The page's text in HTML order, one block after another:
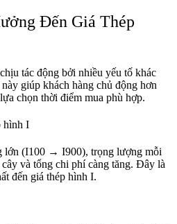
Đến Giá Thép
tác động bởi nhiều yếu tố khác
giúp khách hàng chủ động hơn
chọn thời điểm mua phù hợp.
hình I
lớn (I100 → I900), trọng lượng mỗi
và tổng chi phí càng tăng. Đây là
đến giá thép hình I.